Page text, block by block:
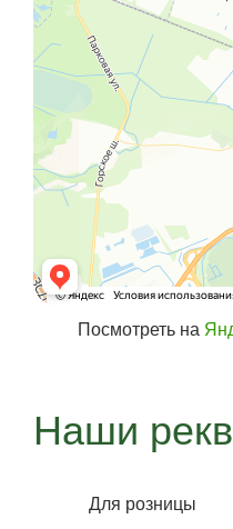
Посмотреть на
Наши
Для розницы